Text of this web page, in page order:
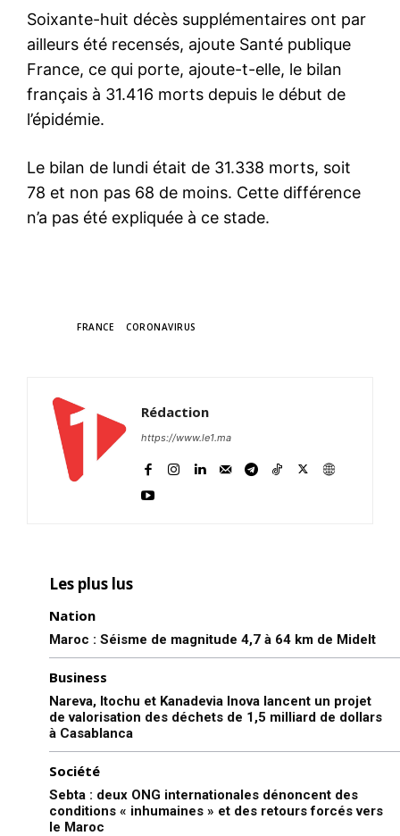
Soixante-huit décès supplémentaires ont par
ailleurs été recensés, ajoute Santé publique
France, ce qui porte, ajoute-t-elle, le bilan
français à 31.416 morts depuis le début de
l’épidémie.
Le bilan de lundi était de 31.338 morts, soit
78 et non pas 68 de moins. Cette différence
n’a pas été expliquée à ce stade.
FRANCE CORONAVIRUS
Rédaction
https://www.le1.ma
Les plus lus
Nation
Maroc : Séisme de magnitude 4,7 à 64 km de Midelt
Business
Nareva, Itochu et Kanadevia Inova lancent un projet
de valorisation des déchets de 1,5 milliard de dollars
à Casablanca
Société
Sebta : deux ONG internationales dénoncent des
conditions « inhumaines » et des retours forcés vers
le Maroc